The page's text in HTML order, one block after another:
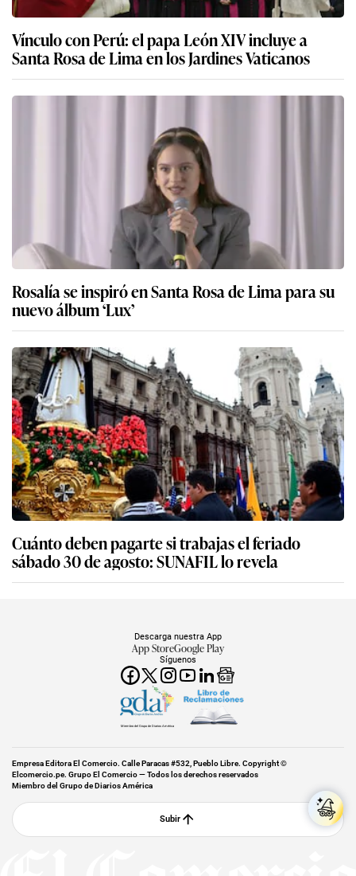
Vínculo con Perú: el papa León XIV incluye a
Santa Rosa de Lima en los Jardines Vaticanos
Rosalía se inspiró en Santa Rosa de Lima para su
nuevo álbum ‘Lux’
Cuánto deben pagarte si trabajas el feriado
sábado 30 de agosto: SUNAFIL lo revela
Síguenos
Descarga nuestra App
App StoreGoogle Play
Miembro del Grupo de Diarios América
Empresa Editora El Comercio. Calle Paracas #532, Pueblo Libre. Copyright ©
Elcomercio.pe. Grupo El Comercio — Todos los derechos reservados
Miembro del Grupo de Diarios América
Subir